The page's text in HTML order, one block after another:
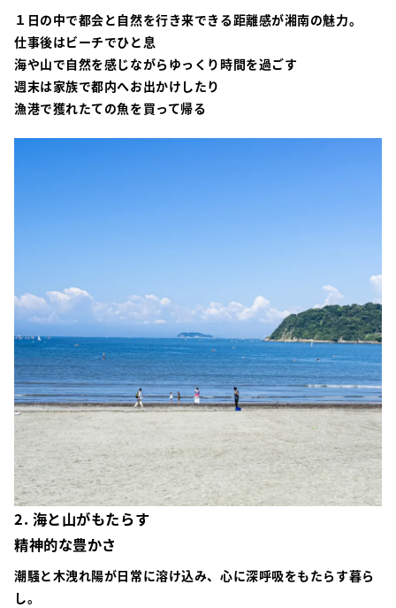
１日の中で都会と自然を行き来できる距離感が湘南の魅力。
仕事後はビーチでひと息
海や山で自然を感じながらゆっくり時間を過ごす
週末は家族で都内へお出かけしたり
漁港で獲れたての魚を買って帰る
2. 海と山がもたらす
精神的な豊かさ
潮騒と木洩れ陽が日常に溶け込み、心に深呼吸をもたらす暮ら
し。